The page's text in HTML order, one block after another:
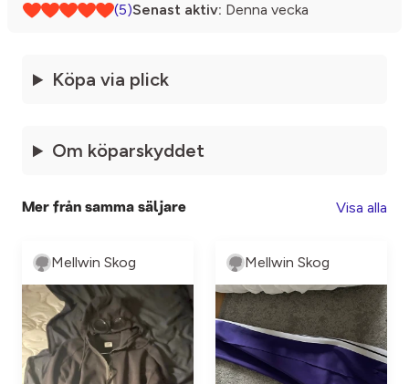
(5)Senast aktiv: Denna vecka
Köpa via plick
Om köparskyddet
Mer från samma säljare Visa alla
Mellwin Skog Mellwin Skog